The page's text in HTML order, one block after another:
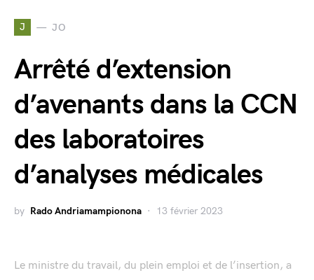
J JO
Arrêté d’extension
d’avenants dans la CCN
des laboratoires
d’analyses médicales
by Rado Andriamampionona 13 février 2023
Le ministre du travail, du plein emploi et de l’insertion, a